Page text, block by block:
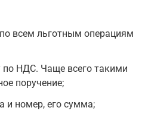
всем льготным операциям
по НДС. Чаще всего такими
поручение;
и номер, его сумма;